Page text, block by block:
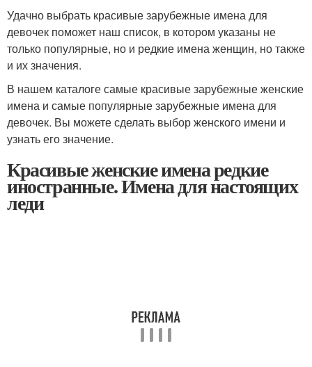
Удачно выбрать красивые зарубежные имена для
девочек поможет наш список, в котором указаны не
только популярные, но и редкие имена женщин, но также
и их значения.
В нашем каталоге самые красивые зарубежные женские
имена и самые популярные зарубежные имена для
девочек. Вы можете сделать выбор женского имени и
узнать его значение.
Красивые женские имена редкие
иностранные. Имена для настоящих
леди